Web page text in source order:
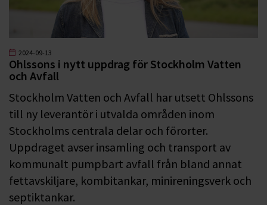
2024-09-13
Ohlssons i nytt uppdrag för Stockholm Vatten
och Avfall
Stockholm Vatten och Avfall har utsett Ohlssons
till ny leverantör i utvalda områden inom
Stockholms centrala delar och förorter.
Uppdraget avser insamling och transport av
kommunalt pumpbart avfall från bland annat
fettavskiljare, kombitankar, minireningsverk och
septiktankar.